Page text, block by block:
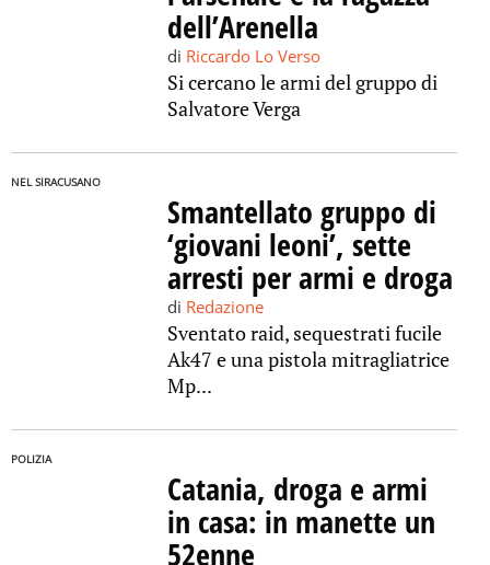
dell’Arenella
di Riccardo Lo Verso
Si cercano le armi del gruppo di
Salvatore Verga
NEL SIRACUSANO
Smantellato gruppo di
‘giovani leoni’, sette
arresti per armi e droga
di Redazione
Sventato raid, sequestrati fucile
Ak47 e una pistola mitragliatrice
Mp...
POLIZIA
Catania, droga e armi
in casa: in manette un
52enne